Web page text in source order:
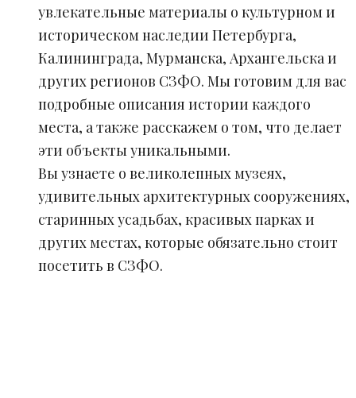
увлекательные материалы о культурном и
историческом наследии Петербурга,
Калининграда, Мурманска, Архангельска и
других регионов СЗФО. Мы готовим для вас
подробные описания истории каждого
места, а также расскажем о том, что делает
эти объекты уникальными.
Вы узнаете о великолепных музеях,
удивительных архитектурных сооружениях,
старинных усадьбах, красивых парках и
других местах, которые обязательно стоит
посетить в СЗФО.